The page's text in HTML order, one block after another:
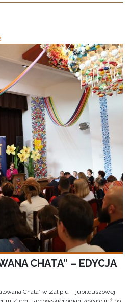
CHATA” – EDYCJA
Chata” w Zalipiu – jubileuszowej